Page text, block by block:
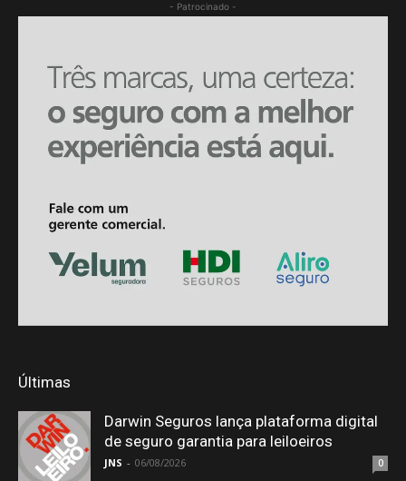
- Patrocinado -
Últimas
Darwin Seguros lança plataforma digital
de seguro garantia para leiloeiros
JNS - 06/08/2026 0